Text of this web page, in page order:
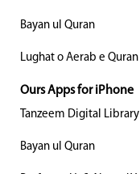
Bayan ul Quran
Lughat o Aerab e Quran
Ours Apps for iPhone
Tanzeem Digital Library
Bayan ul Quran